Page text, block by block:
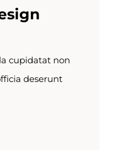
cupidatat non
deserunt